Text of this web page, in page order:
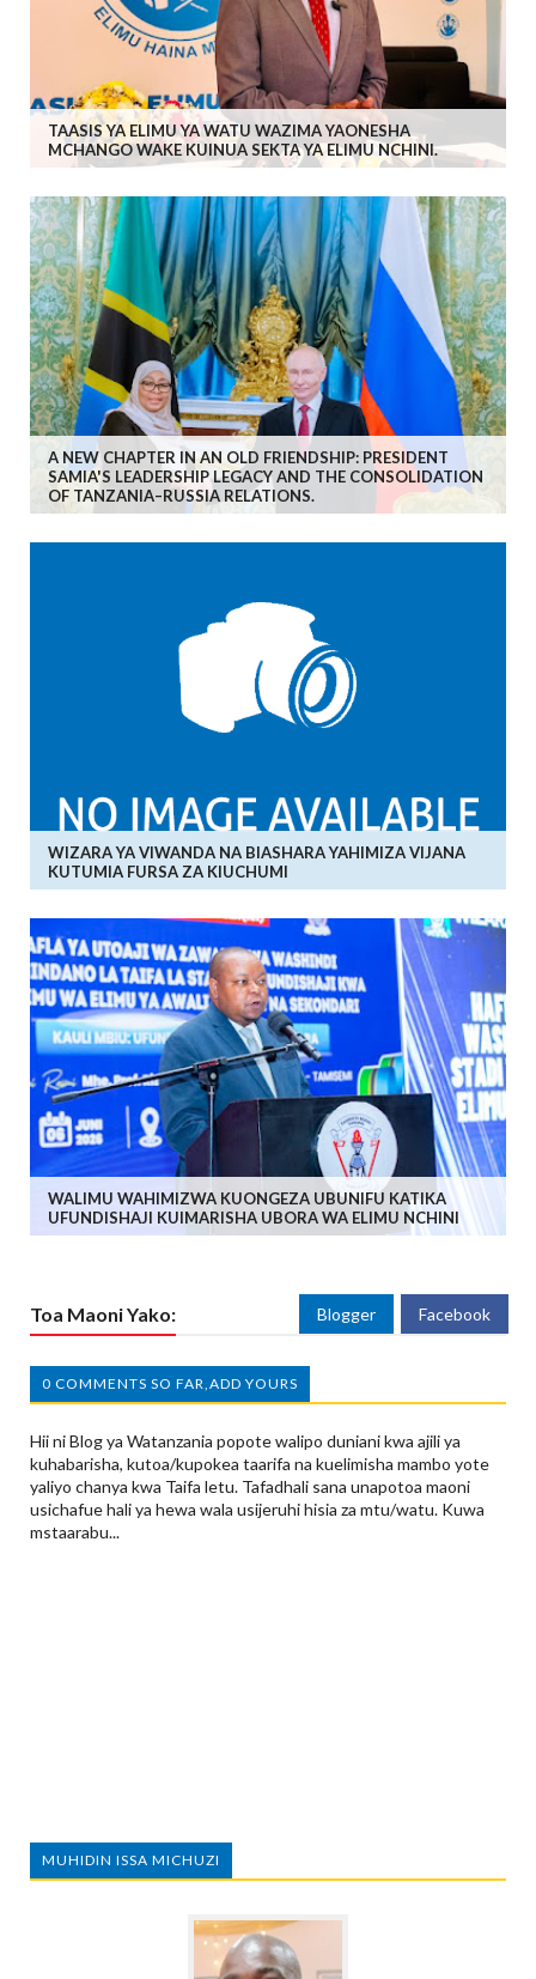
TAASIS YA ELIMU YA WATU WAZIMA YAONESHA
MCHANGO WAKE KUINUA SEKTA YA ELIMU NCHINI.
A NEW CHAPTER IN AN OLD FRIENDSHIP: PRESIDENT
SAMIA'S LEADERSHIP LEGACY AND THE CONSOLIDATION
OF TANZANIA–RUSSIA RELATIONS.
WIZARA YA VIWANDA NA BIASHARA YAHIMIZA VIJANA
KUTUMIA FURSA ZA KIUCHUMI
WALIMU WAHIMIZWA KUONGEZA UBUNIFU KATIKA
UFUNDISHAJI KUIMARISHA UBORA WA ELIMU NCHINI
Toa Maoni Yako: Blogger Facebook
0 COMMENTS SO FAR,ADD YOURS
Hii ni Blog ya Watanzania popote walipo duniani kwa ajili ya
kuhabarisha, kutoa/kupokea taarifa na kuelimisha mambo yote
yaliyo chanya kwa Taifa letu. Tafadhali sana unapotoa maoni
usichafue hali ya hewa wala usijeruhi hisia za mtu/watu. Kuwa
mstaarabu...
MUHIDIN ISSA MICHUZI